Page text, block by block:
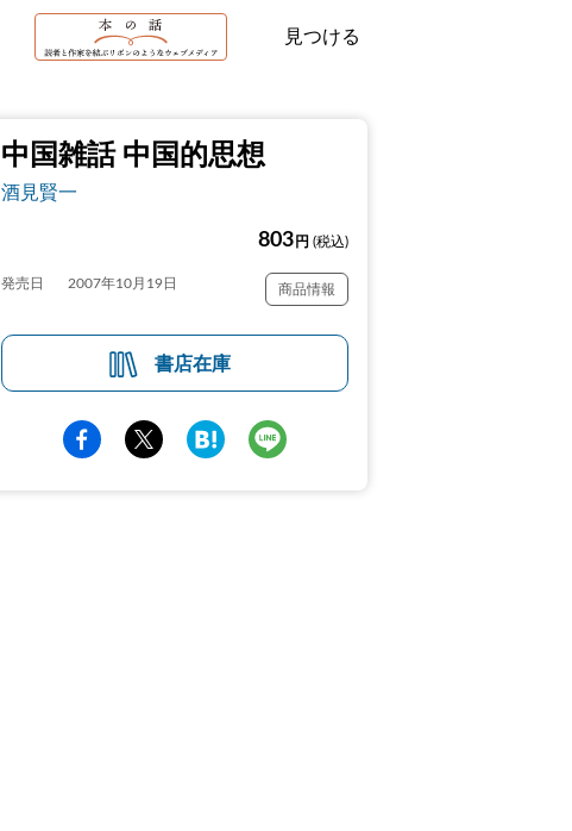
見つける
中国雑話 中国的思想
酒見賢一
803 円 (税込)
発売日 2007年10月19日 商品情報
書店在庫